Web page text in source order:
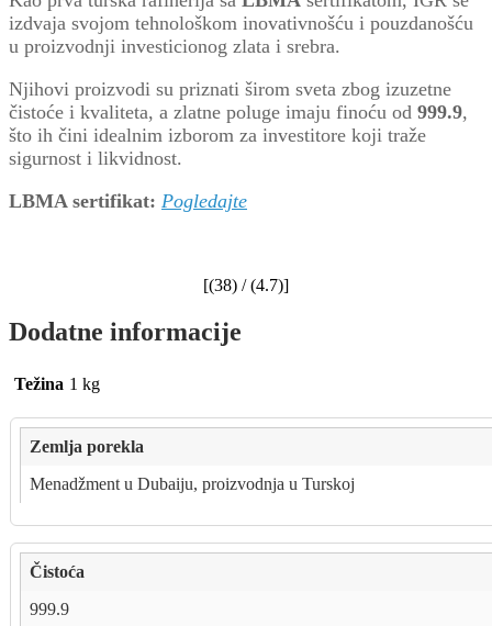
izdvaja svojom tehnološkom inovativnošću i pouzdanošću
u proizvodnji investicionog zlata i srebra.
Njihovi proizvodi su priznati širom sveta zbog izuzetne
čistoće i kvaliteta, a zlatne poluge imaju finoću od 999.9,
što ih čini idealnim izborom za investitore koji traže
sigurnost i likvidnost.
LBMA sertifikat: Pogledajte
[(38) / (4.7)]
Dodatne informacije
Težina 1 kg
Zemlja porekla
Menadžment u Dubaiju, proizvodnja u Turskoj
Čistoća
999.9